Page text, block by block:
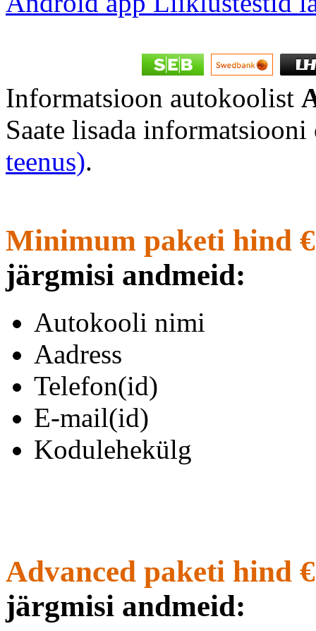
Informatsioon autokoolist
Saate lisada
teenus).
Minimum paketi hind
järgmisi andmeid:
Autokooli nimi
Aadress
Telefon(id)
E-mail(id)
Kodulehekülg
Advanced paketi hind
järgmisi andmeid: